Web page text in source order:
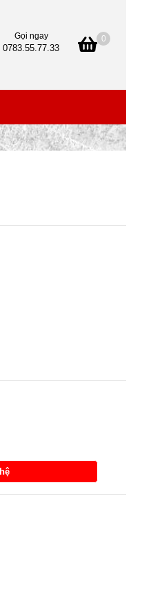
Gọi ngay
0783.55.77.33
0